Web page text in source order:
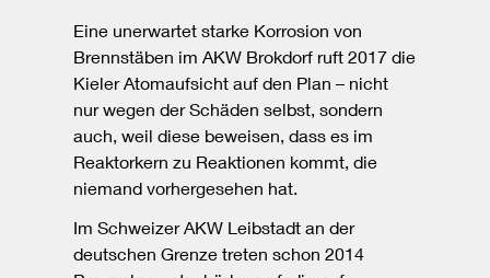
Eine unerwartet starke Korrosion von
Brennstäben im AKW Brokdorf ruft 2017 die
Kieler Atomaufsicht auf den Plan – nicht
nur wegen der Schäden selbst, sondern
auch, weil diese beweisen, dass es im
Reaktorkern zu Reaktionen kommt, die
niemand vorhergesehen hat.
Im Schweizer AKW Leibstadt an der
deutschen Grenze treten schon 2014